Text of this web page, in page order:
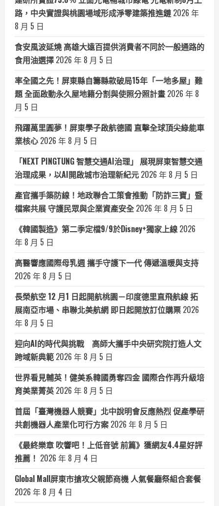
路，中央實證與桃園場域形成淨零建築推進鏈 2026 年
8 月 5 日
食安風波延燒 高雄大遠百提供消費者不同於一般通路的
食用油選擇 2026 年 8 月 5 日
率全國之先！屏東縣自籌縣款破局15年「一地多屋」難
題 全面啟動永久屋地籍分割與使照分照計畫 2026 年 8
月 5 日
飛躍萬里圓夢！屏東學子啟航德國 直擊全球頂尖綠能車
業核心 2026 年 8 月 5 日
「NEXT PINGTUNG 智慧交通AI治理」 展現屏東智慧交通
治理成果，以AI開啟城市治理新紀元 2026 年 8 月 5 日
產官攜手築防線！地政聯合工策會推動「防詐三寶」暨
檔案共展 守護民眾與企業資產安全 2026 年 8 月 5 日
《韓國製造》第二季定檔9/9於Disney+獨家上線 2026
年 8 月 5 日
高醫響應國際母乳週 攜手守護下一代 傳遞溫暖與支持
2026 年 8 月 5 日
長榮航空 12 月1 日起開航桃園－印度德里直飛航線 拓
展南亞市場、串聯北美航網 即日起開放訂位購票 2026
年 8 月 5 日
迎向AI的時代與挑戰 高師大攜手中央研究院打造人文
跨域新典範 2026 年 8 月 5 日
世界看見輔英！健美系韓國勇奪四金 國際合作再升級培
育美業菁英 2026 年 8 月 5 日
首屆「臺灣機器人競賽」北中說明會反應熱烈 促產學研
共創機器人產業化可行方案 2026 年 8 月 5 日
《最終樂章 吹響吧！上低音號 前篇》獲網友4.4星好評
推薦！ 2026 年 8 月 4 日
Global Mall屏東市搶攻父親節商機 人氣餐廳祭組合套餐
2026 年 8 月 4 日